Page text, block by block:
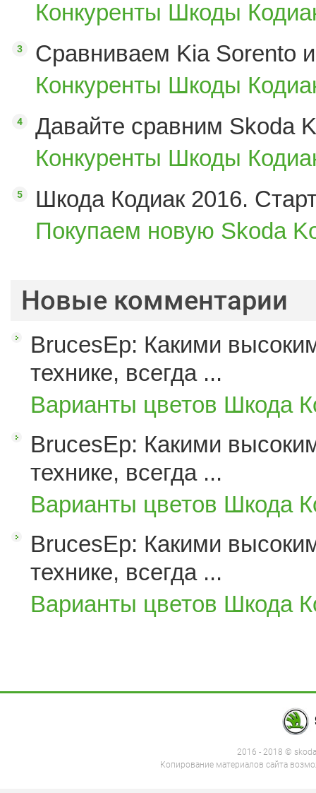
Конкуренты Шкоды
Сравниваем Kia Sorento
Конкуренты Шкоды
Давайте сравним Skoda
Конкуренты Шкоды
Шкода Кодиак 2016.
Покупаем новую Skoda
Новые комментарии
BrucesEp: Какими
технике, всегда ...
Варианты цветов Шкода
BrucesEp: Какими
технике, всегда ...
Варианты цветов Шкода
BrucesEp: Какими
технике, всегда ...
Варианты цветов Шкода
2016 - 2018 ©
Копирование материалов сайта